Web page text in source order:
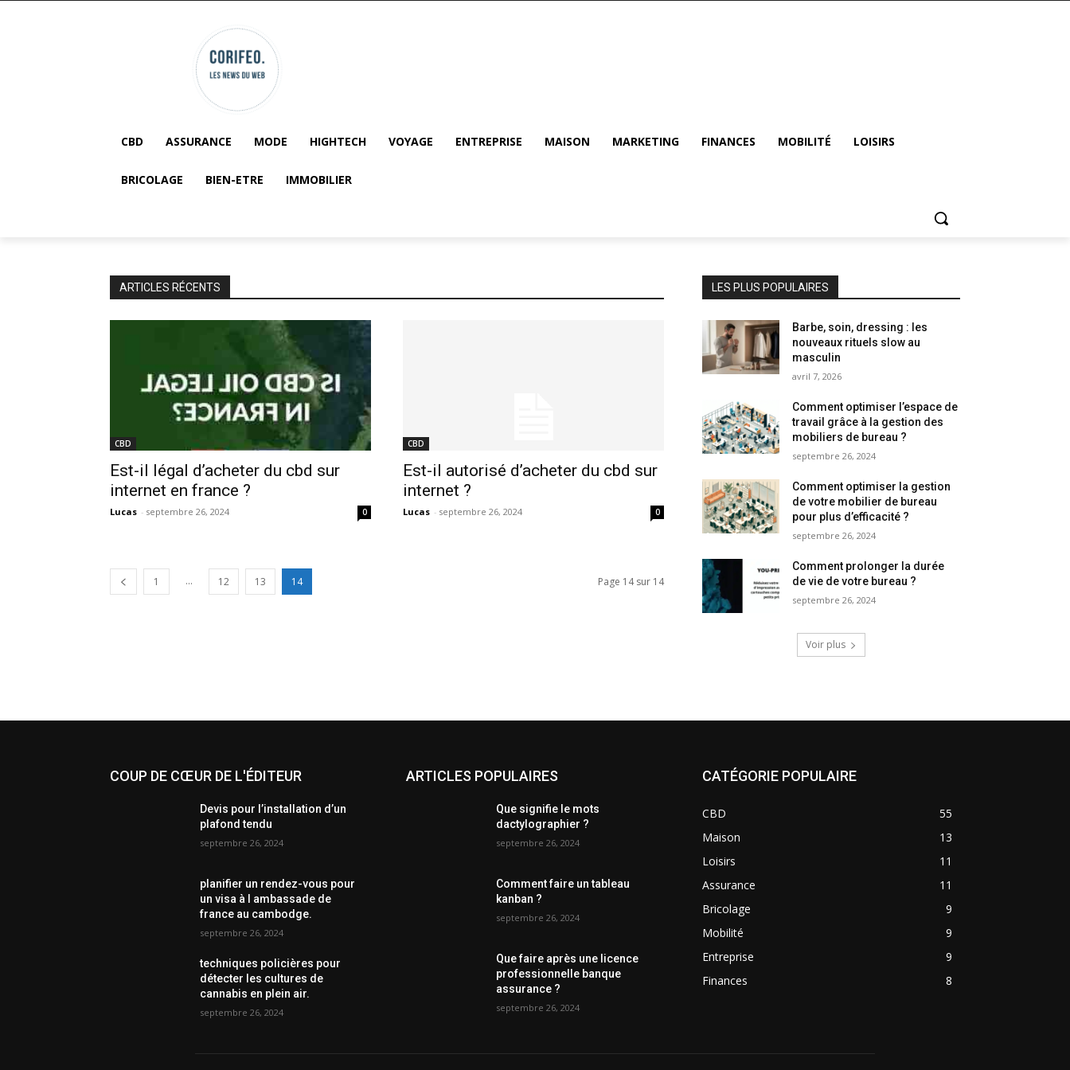
CBD ASSURANCE MODE HIGHTECH VOYAGE ENTREPRISE MAISON MARKETING FINANCES MOBILITÉ LOISIRS
BRICOLAGE BIEN-ETRE IMMOBILIER
ARTICLES RÉCENTS
CBD
Est-il légal d’acheter du cbd sur
internet en france ?
Lucas - septembre 26, 2024 0
CBD
Est-il autorisé d’acheter du cbd sur
internet ?
Lucas - septembre 26, 2024 0
1 ... 12 13 14 Page 14 sur 14
LES PLUS POPULAIRES
Barbe, soin, dressing : les
nouveaux rituels slow au
masculin
avril 7, 2026
Comment optimiser l’espace de
travail grâce à la gestion des
mobiliers de bureau ?
septembre 26, 2024
Comment optimiser la gestion
de votre mobilier de bureau
pour plus d’efficacité ?
septembre 26, 2024
Comment prolonger la durée
de vie de votre bureau ?
septembre 26, 2024
Voir plus
COUP DE CŒUR DE L'ÉDITEUR
Devis pour l’installation d’un
plafond tendu
septembre 26, 2024
planifier un rendez-vous pour
un visa à l ambassade de
france au cambodge.
septembre 26, 2024
techniques policières pour
détecter les cultures de
cannabis en plein air.
septembre 26, 2024
ARTICLES POPULAIRES
Que signifie le mots
dactylographier ?
septembre 26, 2024
Comment faire un tableau
kanban ?
septembre 26, 2024
Que faire après une licence
professionnelle banque
assurance ?
septembre 26, 2024
CATÉGORIE POPULAIRE
CBD
55
Maison
13
Loisirs
11
Assurance
11
Bricolage
9
Mobilité
9
Entreprise
9
Finances
8